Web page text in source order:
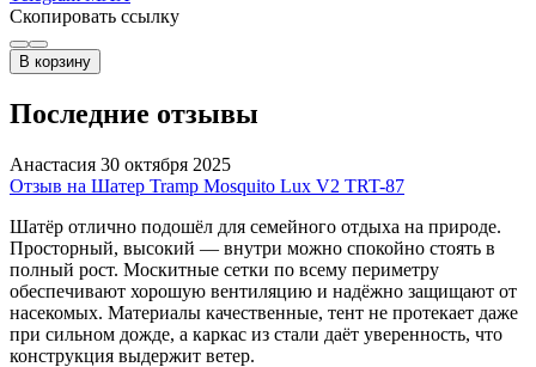
Скопировать ссылку
В корзину
Последние отзывы
Анастасия 30 октября 2025
Отзыв на Шатер Tramp Mosquito Lux V2 TRT-87
Шатёр отлично подошёл для семейного отдыха на природе.
Просторный, высокий — внутри можно спокойно стоять в
полный рост. Москитные сетки по всему периметру
обеспечивают хорошую вентиляцию и надёжно защищают от
насекомых. Материалы качественные, тент не протекает даже
при сильном дожде, а каркас из стали даёт уверенность, что
конструкция выдержит ветер.